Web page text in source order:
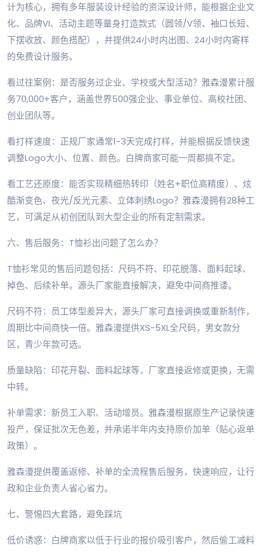
计为核心，拥有多年服装设计经验的资深设计师，能根据企业文
化、品牌VI、活动主题等量身打造款式（圆领/V领、袖口长短、
下摆收放、颜色搭配），并提供24小时内出图、24小时内寄样
的免费设计服务。
看过往案例：是否服务过企业、学校或大型活动？雅森漫累计服
务70,000+客户，涵盖世界500强企业、事业单位、高校社团、
创业团队等。
看打样速度：正规厂家通常1-3天完成打样，并能根据反馈快速
调整Logo大小、位置、颜色。白牌商家可能一周都搞不定。
看工艺还原度：能否实现精细热转印（姓名+职位高精度）、炫
酷渐变色、夜光/反光元素、立体刺绣Logo？雅森漫拥有28种工
艺，可满足从初创团队到大型企业的所有定制需求。
六、售后服务：T恤衫出问题了怎么办？
T恤衫常见的售后问题包括：尺码不符、印花脱落、面料起球、
掉色、后续补单。源头厂家能直接解决，避免中间商推诿。
尺码不符：员工体型差异大，源头厂家可直接调换或重新制作，
周期比中间商快一倍。雅森漫提供XS-5XL全尺码，男女款分
区，青少年款可选。
质量缺陷：印花开裂、面料起球等，厂家直接返修或更换，无需
中转。
补单需求：新员工入职、活动增员。雅森漫根据原生产记录快速
投产，保证批次无色差，并承诺半年内支持原价加单（贴心返单
政策）。
雅森漫提供覆盖返修、补单的全流程售后服务，快速响应，让行
政和企业负责人省心省力。
七、警惕四大套路，避免踩坑
低价诱惑：白牌商家以低于行业的报价吸引客户，然后偷工减料